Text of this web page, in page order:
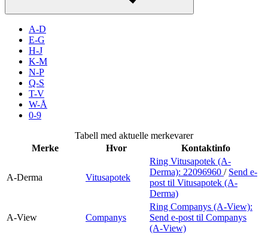
Merker
Inspirasjon
Søk
Åpningstider
Praktisk informasjon
Magasin
A-D
E-G
H-J
K-M
N-P
Q-S
T-V
W-Å
0-9
Tabell med aktuelle merkevarer
Merke
Hvor Kontaktinfo
A-Derma Vitusapotek
Ring Vitusapotek (A-
Derma): 22096960 / Send e-
post til Vitusapotek (A-
Derma)
A-View Companys
Ring Companys (A-View):
Send e-post til Companys
(A-View)